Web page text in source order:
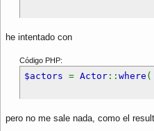
he intentado con
Código PHP:
$actors = Actor :: where (
pero no me sale nada, como el